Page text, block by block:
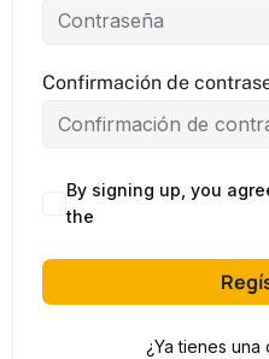
Confirmación de
Alternative:
By signing up, you
the
¿Ya tienes una